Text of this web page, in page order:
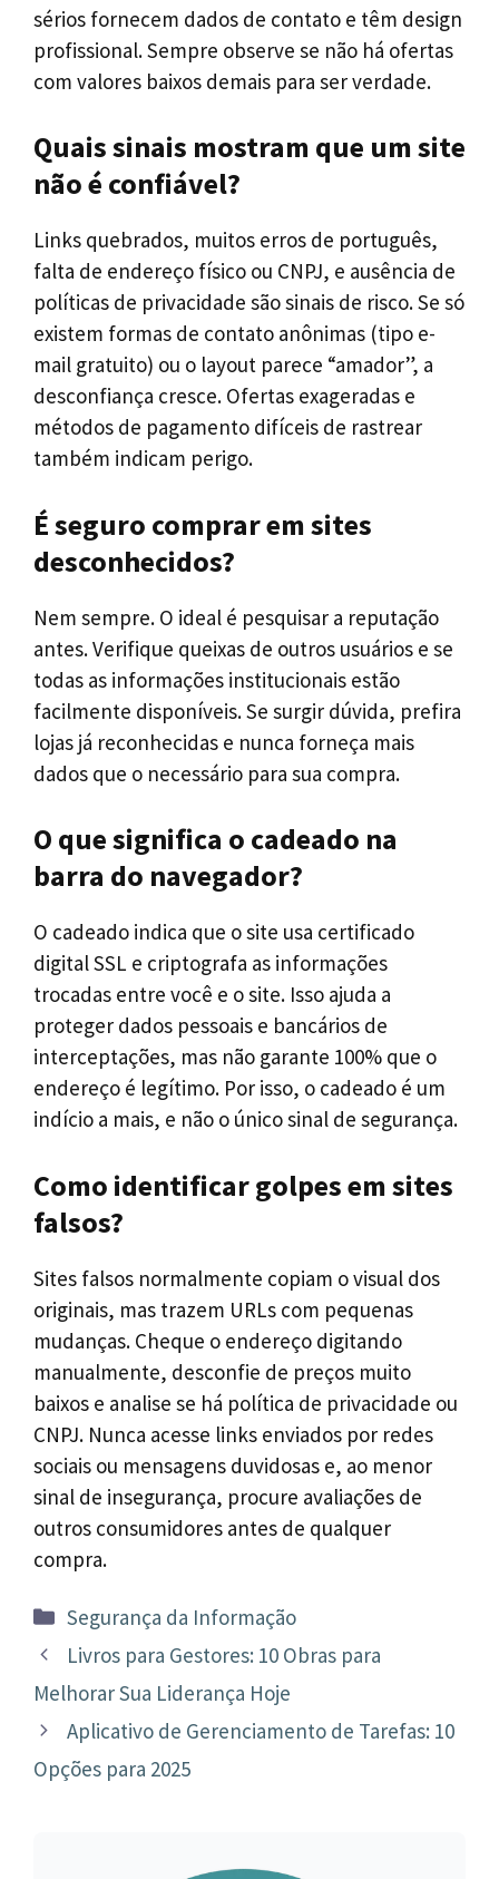
sérios fornecem dados de contato e têm design
profissional. Sempre observe se não há ofertas
com valores baixos demais para ser verdade.
Quais sinais mostram que um site
não é confiável?
Links quebrados, muitos erros de português,
falta de endereço físico ou CNPJ, e ausência de
políticas de privacidade são sinais de risco. Se só
existem formas de contato anônimas (tipo e-
mail gratuito) ou o layout parece “amador”, a
desconfiança cresce. Ofertas exageradas e
métodos de pagamento difíceis de rastrear
também indicam perigo.
É seguro comprar em sites
desconhecidos?
Nem sempre. O ideal é pesquisar a reputação
antes. Verifique queixas de outros usuários e se
todas as informações institucionais estão
facilmente disponíveis. Se surgir dúvida, prefira
lojas já reconhecidas e nunca forneça mais
dados que o necessário para sua compra.
O que significa o cadeado na
barra do navegador?
O cadeado indica que o site usa certificado
digital SSL e criptografa as informações
trocadas entre você e o site. Isso ajuda a
proteger dados pessoais e bancários de
interceptações, mas não garante 100% que o
endereço é legítimo. Por isso, o cadeado é um
indício a mais, e não o único sinal de segurança.
Como identificar golpes em sites
falsos?
Sites falsos normalmente copiam o visual dos
originais, mas trazem URLs com pequenas
mudanças. Cheque o endereço digitando
manualmente, desconfie de preços muito
baixos e analise se há política de privacidade ou
CNPJ. Nunca acesse links enviados por redes
sociais ou mensagens duvidosas e, ao menor
sinal de insegurança, procure avaliações de
outros consumidores antes de qualquer
compra.
Categorias
Segurança da Informação
Navegação
de
Livros para Gestores: 10 Obras para
Melhorar Sua Liderança Hoje
Aplicativo de Gerenciamento de Tarefas: 10
Opções para 2025